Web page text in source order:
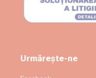
Urmărește-ne